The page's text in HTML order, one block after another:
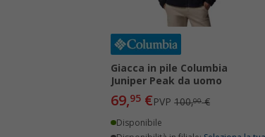
Giacca in pile Columbia
Juniper Peak da uomo
69,95 €PVP100,00€
Disponibile